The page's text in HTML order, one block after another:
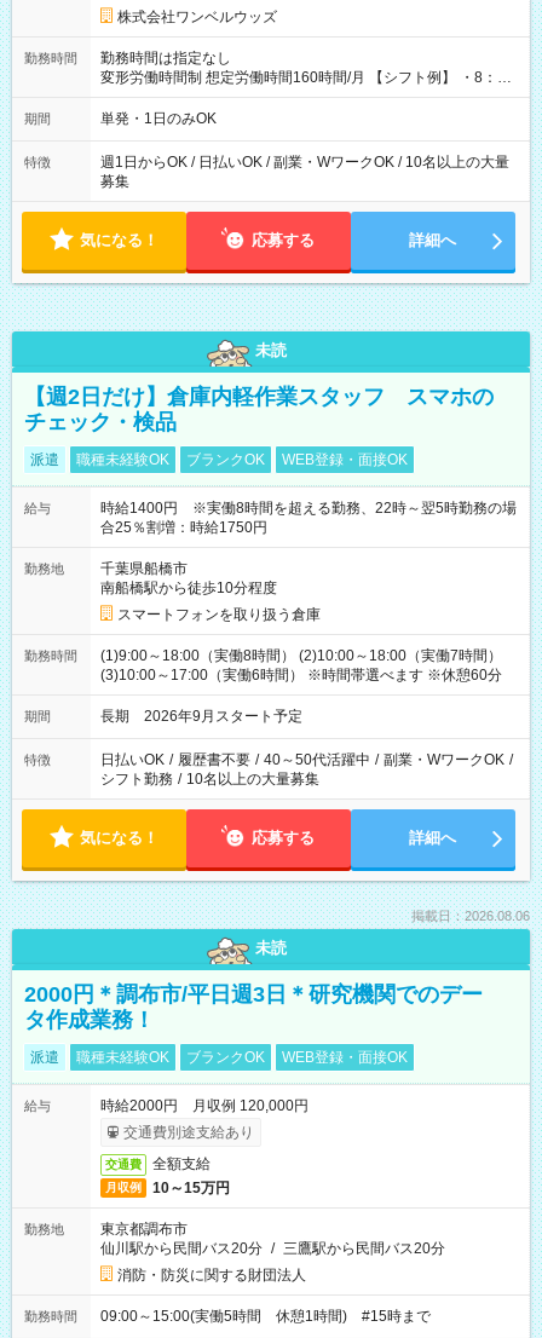
株式会社ワンベルウッズ
勤務時間
勤務時間は指定なし
変形労働時間制 想定労働時間160時間/月 【シフト例】 ・8：00
～21：00
期間 単発・1日のみOK
特徴
週1日からOK / 日払いOK / 副業・WワークOK / 10名以上の大量
募集
気になる！ 応募する 詳細へ
未読
【週2日だけ】倉庫内軽作業スタッフ スマホの
チェック・検品
派遣 職種未経験OK ブランクOK WEB登録・面接OK
給与
時給1400円 ※実働8時間を超える勤務、22時～翌5時勤務の場
合25％割増：時給1750円
勤務地
千葉県船橋市
南船橋駅から徒歩10分程度
スマートフォンを取り扱う倉庫
勤務時間
(1)9:00～18:00（実働8時間） (2)10:00～18:00（実働7時間）
(3)10:00～17:00（実働6時間） ※時間帯選べます ※休憩60分
期間 長期 2026年9月スタート予定
特徴 日払いOK / 履歴書不要 / 40～50代活躍中 / 副業・WワークOK /
シフト勤務 / 10名以上の大量募集
気になる！ 応募する 詳細へ
掲載日：2026.08.06
未読
2000円＊調布市/平日週3日＊研究機関でのデー
タ作成業務！
派遣 職種未経験OK ブランクOK WEB登録・面接OK
給与
時給2000円 月収例 120,000円
交通費別途支給あり
交通費 全額支給
月収例 10～15万円
勤務地
東京都調布市
仙川駅から民間バス20分 / 三鷹駅から民間バス20分
消防・防災に関する財団法人
勤務時間 09:00～15:00(実働5時間 休憩1時間) #15時まで